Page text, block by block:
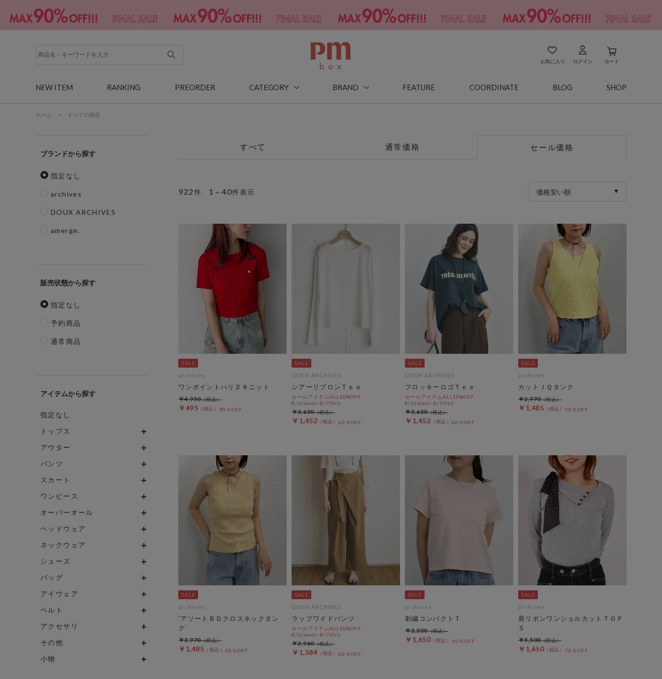
お気に入り ログイン カート
NEW ITEM RANKING PREORDER CATEGORY BRAND FEATURE COORDINATE BLOG SHOP
ホーム > すべての商品
ブランド
指定なし
archives
DOUX ARCHIVES
amerge.
販売状態
指定なし
予約商品
通常商品
アイテム
指定なし
トップス
アウター
パンツ
スカート
ワンピース
オーバーオール
ヘッドウェア
ネックウェア
シューズ
バッグ
アイウェア
ベルト
アクセサリ
その他
小物
すべて 通常価格 セール価格
922件 1 ～40件表示 価格安い順
archives
ワンポイントハリヌキニット
￥495 90％OFF
￥4,950
DOUX ARCHIVES
シアーリブロンＴｅｅ
セールアイテムALL10%OFF
8/3(mon)~8/7(fri)
￥1,452 60％OFF
￥3,630
DOUX ARCHIVES
フロッキーロゴＴｅｅ
セールアイテムALL10%OFF
8/3(mon)~8/7(fri)
￥1,452 60％OFF
￥3,630
archives
カットＪＱタンク
￥1,485 50％OFF
￥2,970
archives
’アソートＢＤクロスネックタン
ク’
￥1,485 50％OFF
￥2,970
DOUX ARCHIVES
ラップワイドパンツ
セールアイテムALL10%OFF
8/3(mon)~8/7(fri)
￥1,584 60％OFF
￥3,960
archives
刺繍コンパクトＴ
￥1,650 50％OFF
￥3,300
archives
肩リボンワンショルカットＴＯＰ
Ｓ
￥1,650 70％OFF
￥5,500